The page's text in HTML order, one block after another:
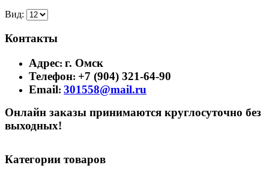
Вид:
Контакты
Адрес: г. Омск
Телефон: +7 (904) 321-64-90
Email: 301558@mail.ru
Онлайн заказы принимаются круглосуточно без
выходных!
Категории товаров